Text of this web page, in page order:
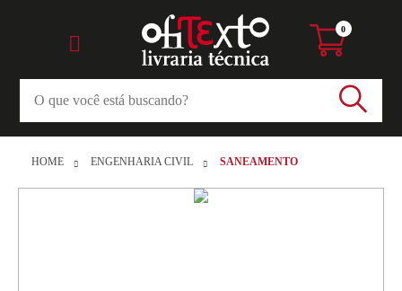
0
HOME ENGENHARIA CIVIL SANEAMENTO